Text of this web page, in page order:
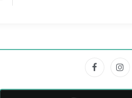
Facebook